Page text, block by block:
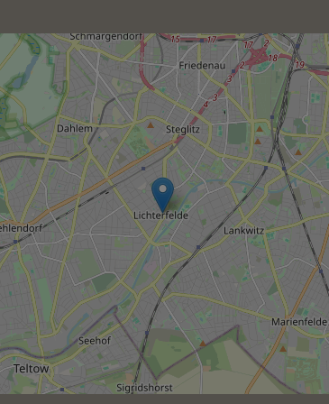
Wartezeiten in der Praxis
sehr kurz, und bei Fragen
war das Team sowohl
telefonisch als auch per Mail
jederzeit gut erreichbar. Die
Mitarbeiterinnen sind
durchweg freundlich,
kompetent und hilfsbereit –
man fühlt sich als Patient
ernst genommen und gut
betreut.
Ich kann die Praxis
uneingeschränkt
weiterempfehlen!